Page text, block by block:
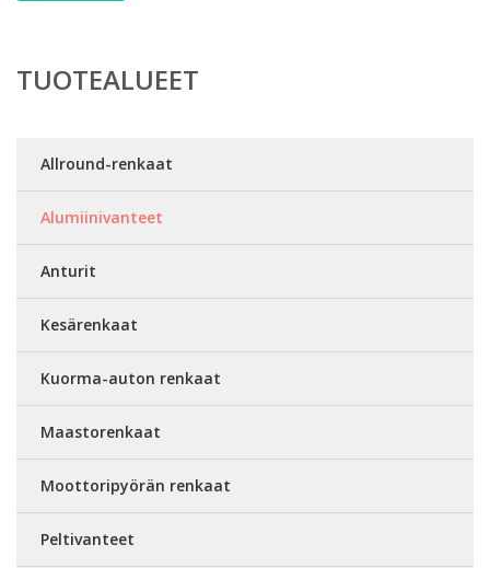
TUOTEALUEET
Allround-renkaat
Alumiinivanteet
Anturit
Kesärenkaat
Kuorma-auton renkaat
Maastorenkaat
Moottoripyörän renkaat
Peltivanteet